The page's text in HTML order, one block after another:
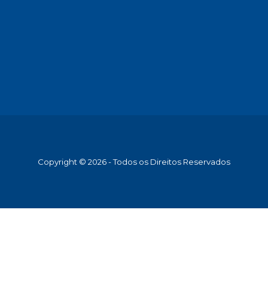
Copyright © 2026 - Todos os Direitos Reservados